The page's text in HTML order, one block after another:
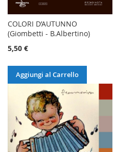
COLORI D’AUTUNNO
(Giombetti - B.Albertino)
5,50 €
Aggiungi al Carrello